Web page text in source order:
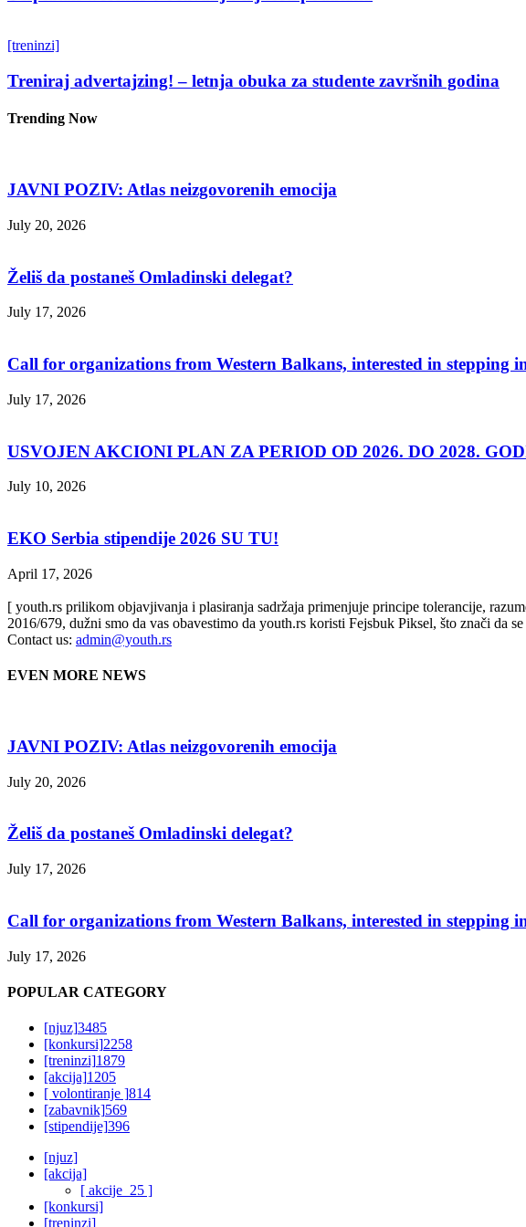
[treninzi]
Treniraj advertajzing! – letnja obuka za studente završnih godina
Trending Now
JAVNI POZIV: Atlas neizgovorenih emocija
July 20, 2026
Želiš da postaneš Omladinski delegat?
July 17, 2026
Call for organizations from Western Balkans, interested in stepping
July 17, 2026
USVOJEN AKCIONI PLAN ZA PERIOD OD 2026. DO 2028.
July 10, 2026
EKO Serbia stipendije 2026 SU TU!
April 17, 2026
[ youth.rs prilikom objavjivanja i plasiranja sadržaja primenjuje principe tolerancije,
2016/679, dužni smo da vas obavestimo da youth.rs koristi Fejsbuk Piksel, što znači da
Contact us: admin@youth.rs
EVEN MORE NEWS
JAVNI POZIV: Atlas neizgovorenih emocija
July 20, 2026
Želiš da postaneš Omladinski delegat?
July 17, 2026
Call for organizations from Western Balkans, interested in stepping
July 17, 2026
POPULAR CATEGORY
[njuz]3485
[konkursi]2258
[treninzi]1879
[akcija]1205
[ volontiranje ]814
[zabavnik]569
[stipendije]396
[njuz]
[akcija]
[ akcije_25 ]
[konkursi]
[treninzi]